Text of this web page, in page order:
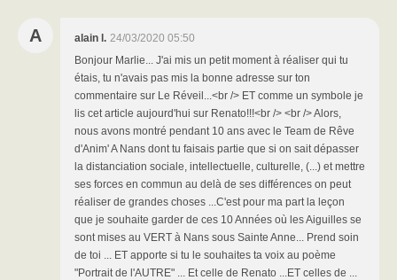
A alain l. 24/03/2020 05:50
Bonjour Marlie... J'ai mis un petit moment à réaliser qui tu
étais, tu n'avais pas mis la bonne adresse sur ton
commentaire sur Le Réveil...<br /> ET comme un symbole je
lis cet article aujourd'hui sur Renato!!!<br /> <br /> Alors,
nous avons montré pendant 10 ans avec le Team de Rêve
d'Anim' A Nans dont tu faisais partie que si on sait dépasser
la distanciation sociale, intellectuelle, culturelle, (...) et mettre
ses forces en commun au delà de ses différences on peut
réaliser de grandes choses ...C'est pour ma part la leçon
que je souhaite garder de ces 10 Années où les Aiguilles se
sont mises au VERT à Nans sous Sainte Anne... Prend soin
de toi ... ET apporte si tu le souhaites ta voix au poème
"Portrait de l'AUTRE" ... Et celle de Renato ...ET celles de ...